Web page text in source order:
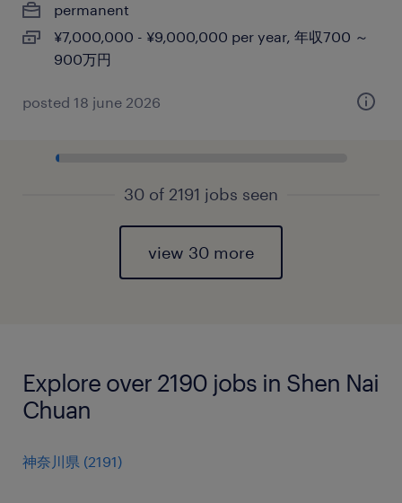
permanent
¥7,000,000 - ¥9,000,000 per year, 年収700 ～
900万円
posted 18 june 2026
30 of 2191 jobs seen
view 30 more
Explore over 2190 jobs in Shen Nai
Chuan
神奈川県 (2191)